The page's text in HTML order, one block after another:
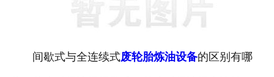
资质荣誉
联系我们
间歇式与全连续式废轮胎炼油设备的区别有哪